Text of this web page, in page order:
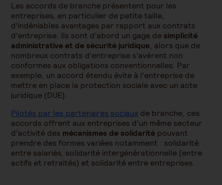
Les accords de branche présentent pour les
entreprises, en particulier de petite taille,
d’indéniables avantages par rapport aux contrats
d’entreprise. Ils sont d’abord un gage de simplicité
administrative et de sécurité juridique, alors que de
nombreux contrats d’entreprise s’avèrent non
conformes aux obligations conventionnelles. Par
exemple, un accord étendu évite à l’entreprise de
mettre en place la protection sociale avec un acte
juridique (DUE).
Pilotés par les partenaires sociaux de branche, ces
accords offrent aux entreprises d’un même secteur
d’activité des mécanismes de solidarité pouvant
prendre des formes variées notamment : solidarité
entre salariés, solidarité intergénérationnelle (entre
actifs et retraités) et solidarité entre entreprises.